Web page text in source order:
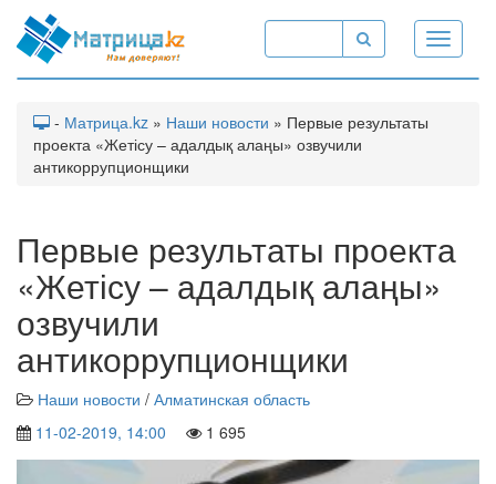
Toggle
- Матрица.kz » Наши новости » Первые результаты
проекта «Жетісу – адалдық алаңы» озвучили
антикоррупционщики
Первые результаты проекта
«Жетісу – адалдық алаңы»
озвучили
антикоррупционщики
Наши новости / Алматинская область
11-02-2019, 14:00
1 695